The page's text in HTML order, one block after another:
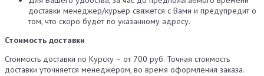
доставки менеджер/курьер свяжется с Вами и предупредит о
том, что скоро будет по указанному адресу.
Стоимость доставки
Стоимость доставки по Курску – от 700 руб. Точная стоимость
доставки уточняется менеджером, во время оформления заказа.